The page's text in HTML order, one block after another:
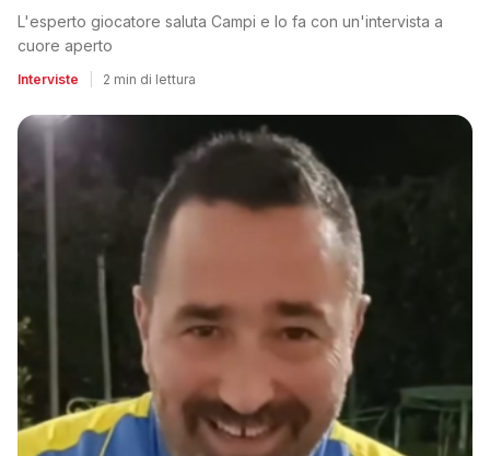
L'esperto giocatore saluta Campi e lo fa con un'intervista a
cuore aperto
Interviste 2 min di lettura